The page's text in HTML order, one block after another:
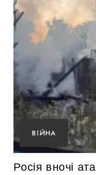
ВІЙНА
Росія вночі